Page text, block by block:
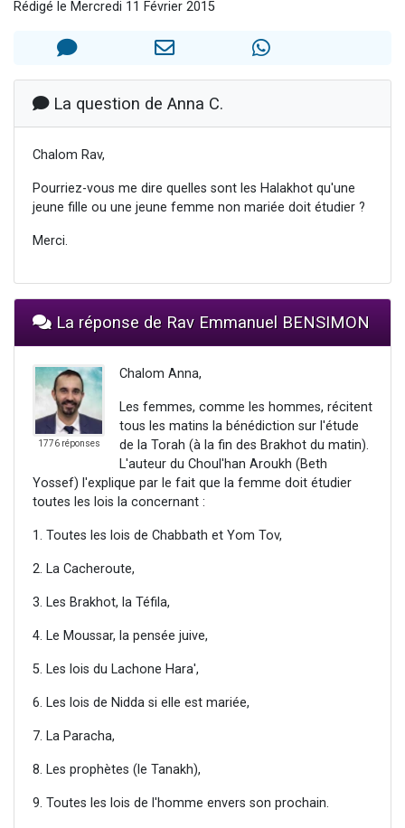
Il reste 49 places pour étudier en groupe sur Zoom
2 personnes viennent de faire un don pour Tsédaka : pauvres d'Israel
Rédigé le Mercredi 11 Février 2015
La question de Anna C.
Chalom Rav,
Pourriez-vous me dire quelles sont les Halakhot qu'une
jeune fille ou une jeune femme non mariée doit étudier ?
Merci.
La réponse de Rav Emmanuel BENSIMON
1776 réponses
Chalom Anna,
Les femmes, comme les hommes, récitent
tous les matins la bénédiction sur l'étude
de la Torah (à la fin des Brakhot du matin).
L'auteur du Choul'han Aroukh (Beth
Yossef) l'explique par le fait que la femme doit étudier
toutes les lois la concernant :
1. Toutes les lois de Chabbath et Yom Tov,
2. La Cacheroute,
3. Les Brakhot, la Téfila,
4. Le Moussar, la pensée juive,
5. Les lois du Lachone Hara',
6. Les lois de Nidda si elle est mariée,
7. La Paracha,
8. Les prophètes (le Tanakh),
9. Toutes les lois de l'homme envers son prochain.